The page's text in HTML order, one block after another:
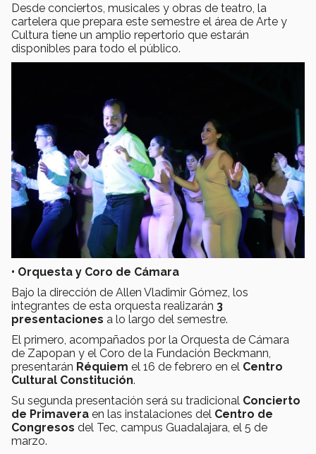
Desde conciertos, musicales y obras de teatro, la
cartelera que prepara este semestre el área de Arte y
Cultura tiene un amplio repertorio que estarán
disponibles para todo el público.
• Orquesta y Coro de Cámara
Bajo la dirección de Allen Vladimir Gómez, los
integrantes de esta orquesta realizarán 3
presentaciones a lo largo del semestre.
El primero, acompañados por la Orquesta de Cámara
de Zapopan y el Coro de la Fundación Beckmann,
presentarán Réquiem el 16 de febrero en el Centro
Cultural Constitución.
Su segunda presentación será su tradicional Concierto
de Primavera en las instalaciones del Centro de
Congresos del Tec, campus Guadalajara, el 5 de
marzo.